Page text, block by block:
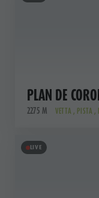
PLAN DE
2275 M VETTA , PISTA ,
LIVE